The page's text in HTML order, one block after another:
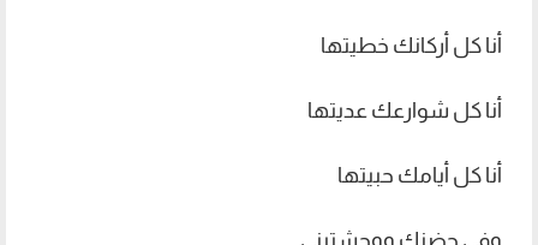
أنا كل أركانك خطيتها
أنا كل شوارعك عديتها
أنا كل أيامك حبيتها
وفي حضنك ووحشتيني